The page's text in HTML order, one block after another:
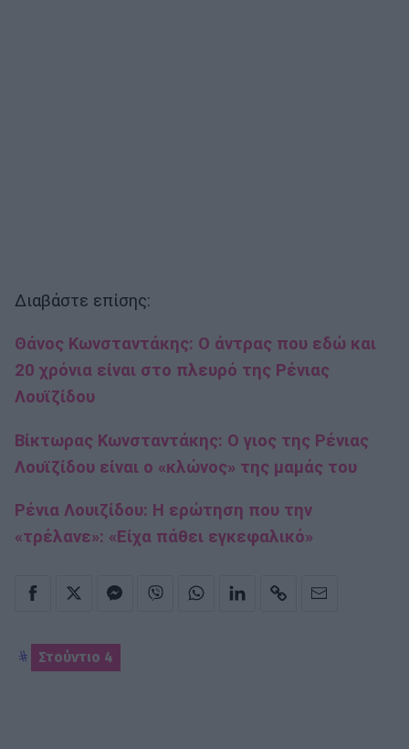
Διαβάστε επίσης:
Θάνος Κωνσταντάκης: Ο άντρας που εδώ και
20 χρόνια είναι στο πλευρό της Ρένιας
Λουϊζίδου
Βίκτωρας Κωνσταντάκης: Ο γιος της Ρένιας
Λουϊζίδου είναι ο «κλώνος» της μαμάς του
Ρένια Λουιζίδου: Η ερώτηση που την
«τρέλανε»: «Είχα πάθει εγκεφαλικό»
Στούντιο 4